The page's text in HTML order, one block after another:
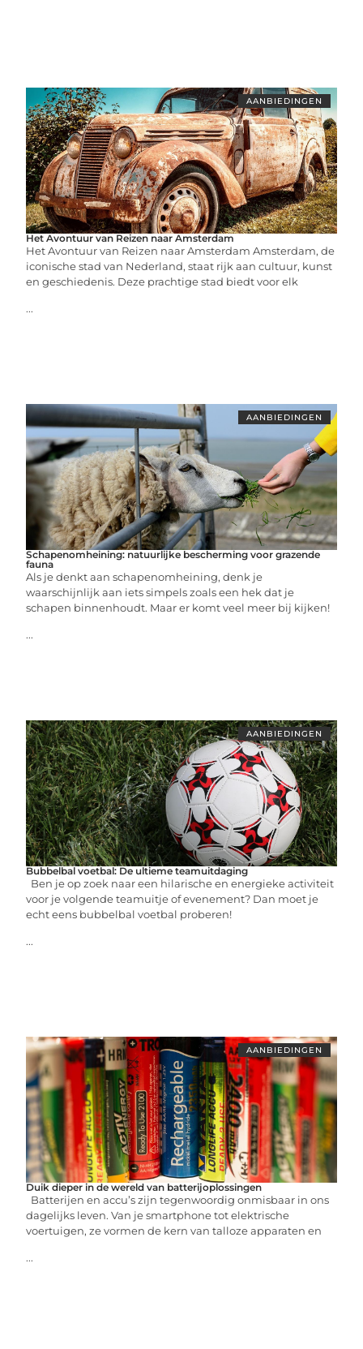
AANBIEDINGEN
Het Avontuur van Reizen naar Amsterdam
Het Avontuur van Reizen naar Amsterdam Amsterdam, de
iconische stad van Nederland, staat rijk aan cultuur, kunst
en geschiedenis. Deze prachtige stad biedt voor elk
...
AANBIEDINGEN
Schapenomheining: natuurlijke bescherming voor grazende
fauna
Als je denkt aan schapenomheining, denk je
waarschijnlijk aan iets simpels zoals een hek dat je
schapen binnenhoudt. Maar er komt veel meer bij kijken!
...
AANBIEDINGEN
Bubbelbal voetbal: De ultieme teamuitdaging
Ben je op zoek naar een hilarische en energieke activiteit
voor je volgende teamuitje of evenement? Dan moet je
echt eens bubbelbal voetbal proberen!
...
AANBIEDINGEN
Duik dieper in de wereld van batterijoplossingen
Batterijen en accu’s zijn tegenwoordig onmisbaar in ons
dagelijks leven. Van je smartphone tot elektrische
voertuigen, ze vormen de kern van talloze apparaten en
...